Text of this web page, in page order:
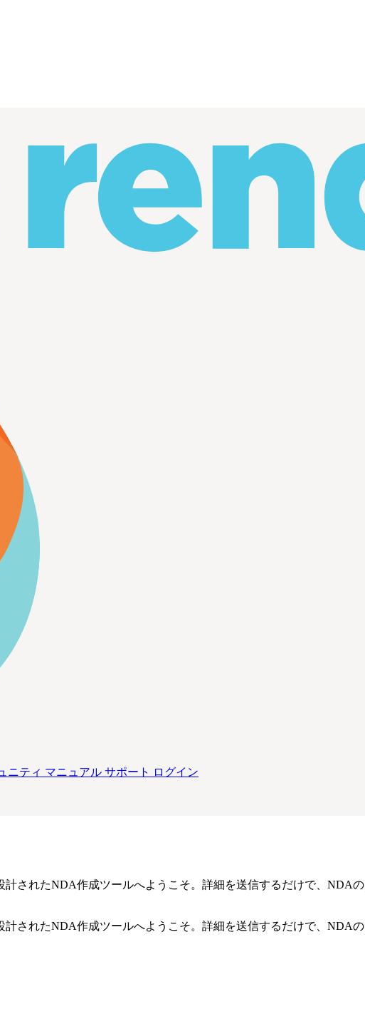
ニティ マニュアル サポート ログイン
されたNDA作成ツールへようこそ。詳細を送信するだけで、NDAの
されたNDA作成ツールへようこそ。詳細を送信するだけで、NDAの